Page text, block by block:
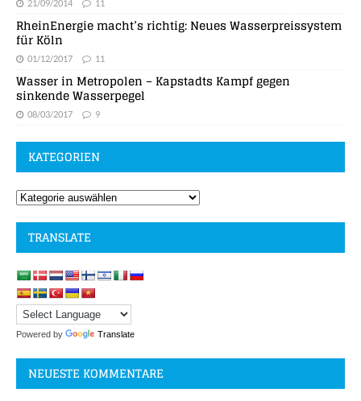
21/09/2014 11
RheinEnergie macht’s richtig: Neues Wasserpreissystem
für Köln
01/12/2017 11
Wasser in Metropolen – Kapstadts Kampf gegen
sinkende Wasserpegel
08/03/2017 9
KATEGORIEN
TRANSLATE
Powered by Translate
NEUESTE KOMMENTARE